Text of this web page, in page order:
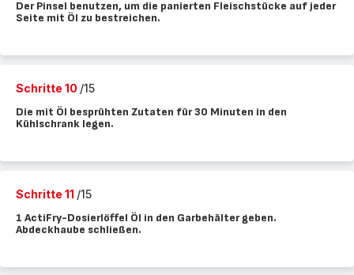
Der Pinsel benutzen, um die panierten Fleischstücke auf jeder
Seite mit Öl zu bestreichen.
Schritte 10 /15
Die mit Öl besprühten Zutaten für 30 Minuten in den
Kühlschrank legen.
Schritte 11 /15
1 ActiFry-Dosierlöffel Öl in den Garbehälter geben.
Abdeckhaube schließen.